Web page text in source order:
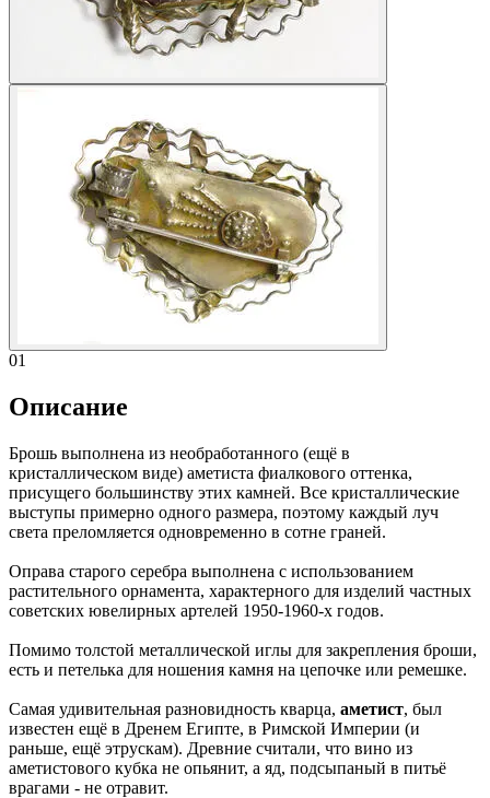
01
Описание
Брошь выполнена из необработанного (ещё в
кристаллическом виде) аметиста фиалкового оттенка,
присущего большинству этих камней. Все кристаллические
выступы примерно одного размера, поэтому каждый луч
света преломляется одновременно в сотне граней.
Оправа старого серебра выполнена с использованием
растительного орнамента, характерного для изделий частных
советских ювелирных артелей 1950-1960-х годов.
Помимо толстой металлической иглы для закрепления броши,
есть и петелька для ношения камня на цепочке или ремешке.
Самая удивительная разновидность кварца, аметист, был
известен ещё в Дренем Египте, в Римской Империи (и
раньше, ещё этрускам). Древние считали, что вино из
аметистового кубка не опьянит, а яд, подсыпаный в питьё
врагами - не отравит.